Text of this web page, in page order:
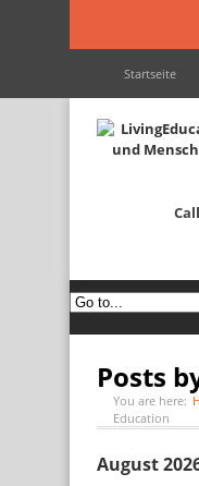
Startseite
Wir werden
Call
Posts
You are here:
Education
August